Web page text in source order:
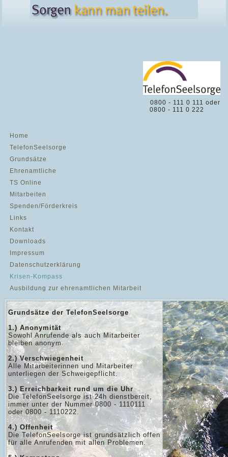
0800 - 111 0 111 oder
0800 - 111 0 222
Home
TelefonSeelsorge
Grundsätze
Ehrenamtliche
TS Online
Mitarbeiten
Spenden/Förderkreis
Links
Kontakt
Downloads
Impressum
Datenschutzerklärung
Krisen-Kompass
Ausbildung zur ehrenamtlichen Mitarbeit
Grundsätze der TelefonSeelsorge
1.) Anonymität
Sowohl Anrufende als auch Mitarbeiter
bleiben anonym.
2.) Verschwiegenheit
Alle Mitarbeiterinnen und Mitarbeiter
unterliegen der Schweigepflicht.
3.) Erreichbarkeit rund um die Uhr
Die TelefonSeelsorge ist 24h dienstbereit,
immer unter der Nummer 0800 - 1110111
oder 0800 - 1110222.
4.) Offenheit
Die TelefonSeelsorge ist grundsätzlich offen
für alle Anrufenden mit allen Problemen.